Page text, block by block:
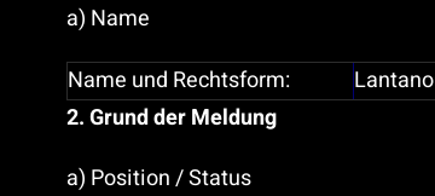
a) Name
Name und Rechtsform:
2. Grund der Meldung
a) Position / Status